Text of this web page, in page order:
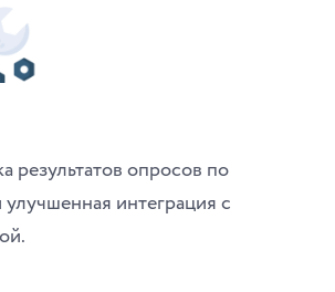
результатов опросов по
интеграция с